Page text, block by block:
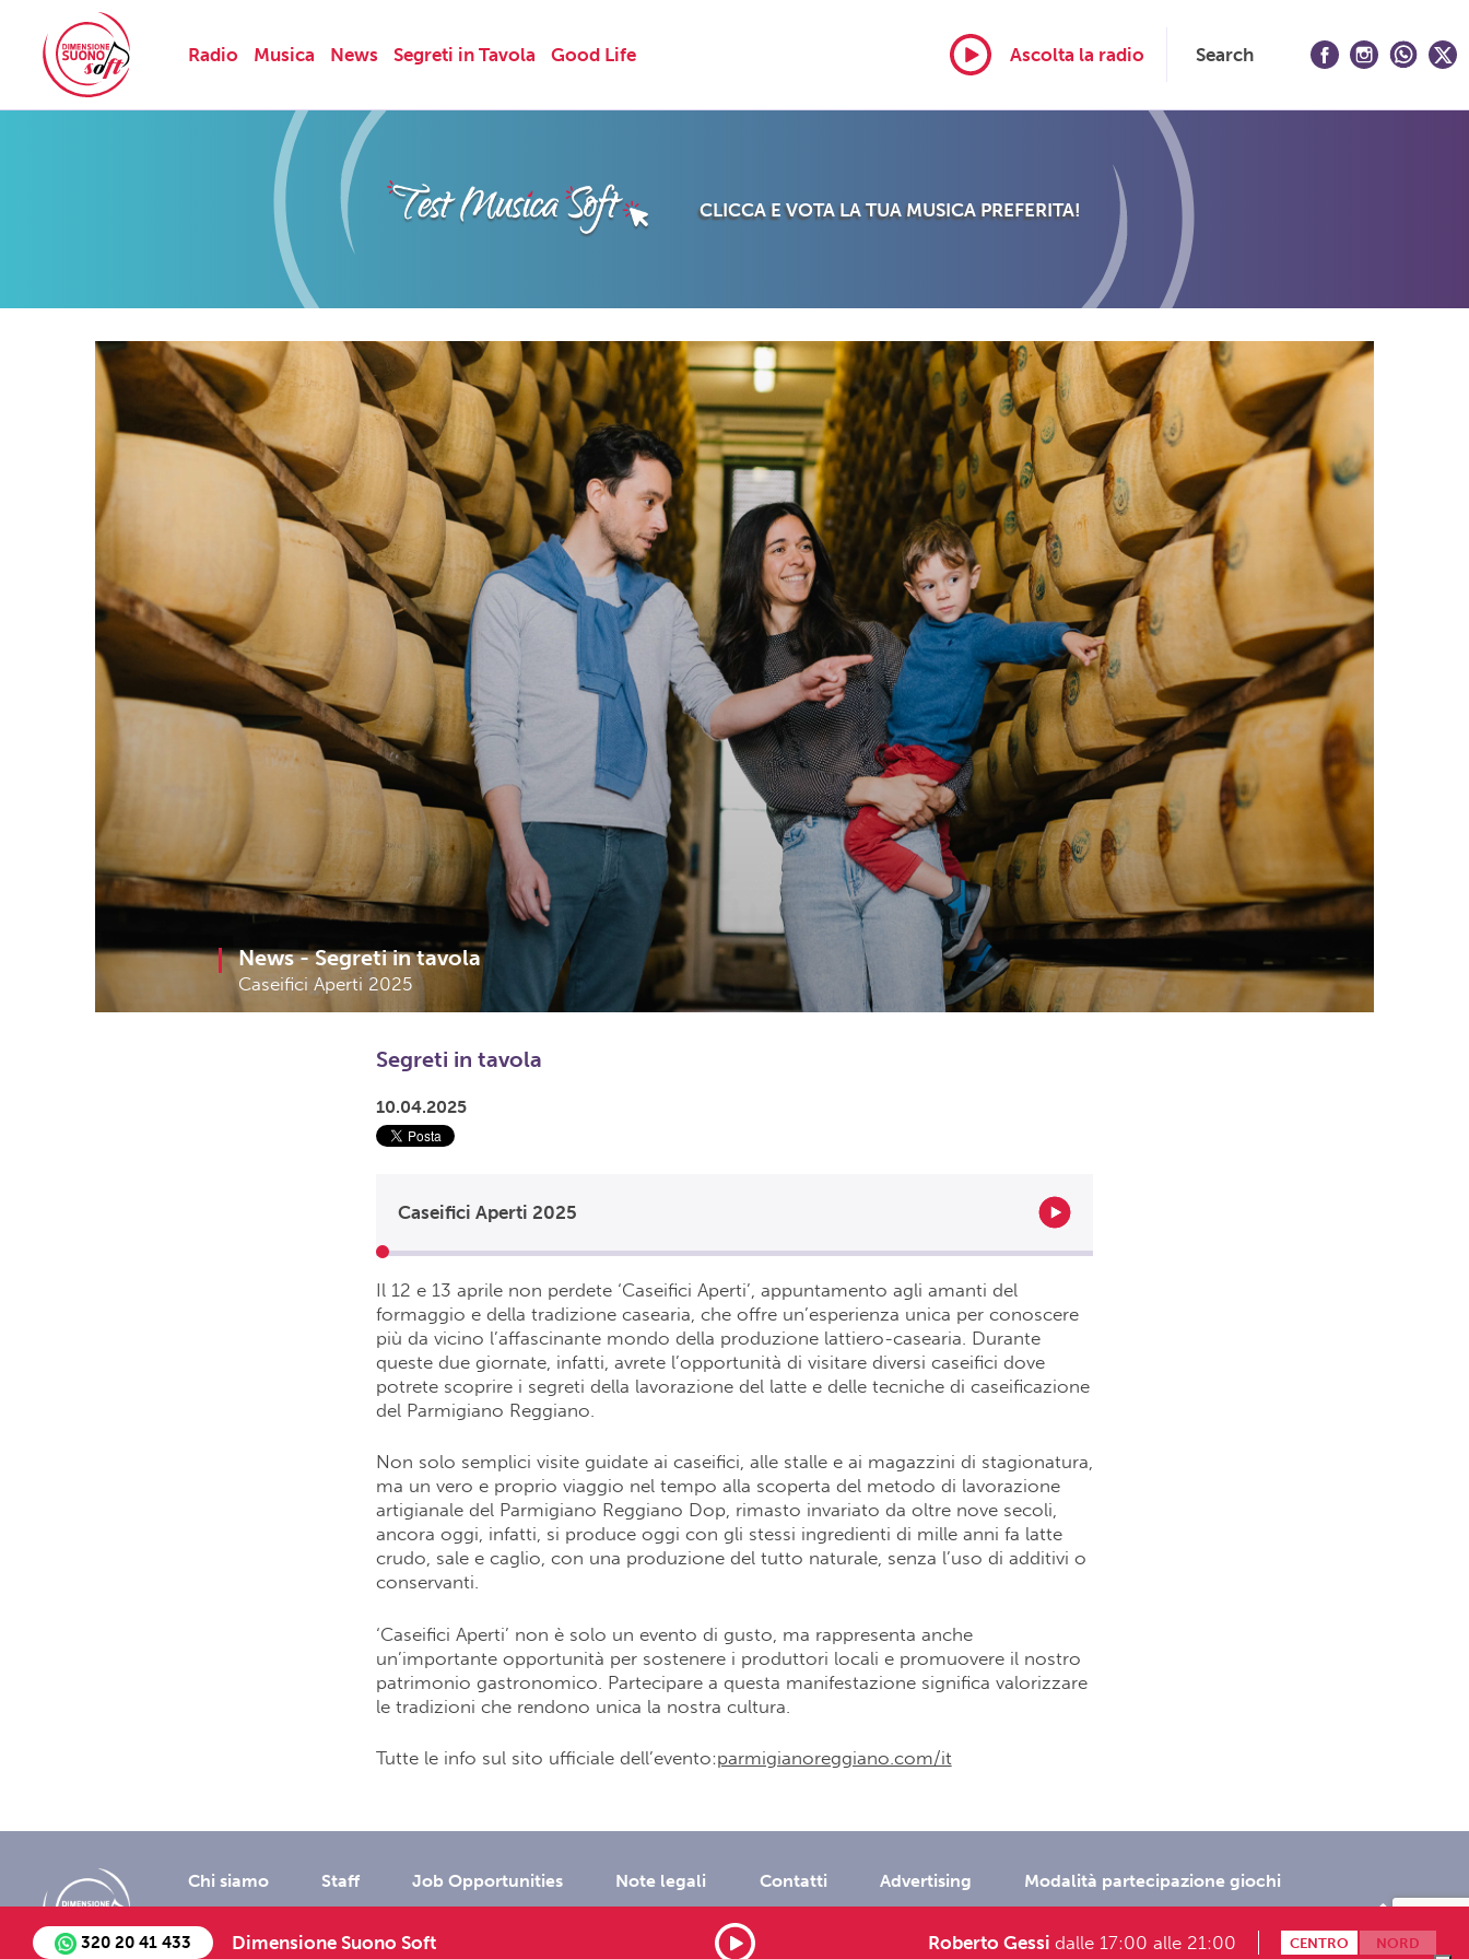
Radio Musica News Segreti in Tavola Good Life Ascolta la radio Search
CLICCA E VOTA LA TUA MUSICA PREFERITA!
320 20 41 433 Dimensione Suono Soft Roberto Gessi dalle 17:00 alle 21:00 CENTRO NORD
News -Segreti in tavola
Caseifici Aperti 2025
Segreti in tavola
10.04.2025
Caseifici Aperti 2025
Il 12 e 13 aprile non perdete ‘Caseifici Aperti’, appuntamento agli amanti del
formaggio e della tradizione casearia, che offre un’esperienza unica per conoscere
più da vicino l’affascinante mondo della produzione lattiero-casearia. Durante
queste due giornate, infatti, avrete l’opportunità di visitare diversi caseifici dove
potrete scoprire i segreti della lavorazione del latte e delle tecniche di caseificazione
del Parmigiano Reggiano.
Non solo semplici visite guidate ai caseifici, alle stalle e ai magazzini di stagionatura,
ma un vero e proprio viaggio nel tempo alla scoperta del metodo di lavorazione
artigianale del Parmigiano Reggiano Dop, rimasto invariato da oltre nove secoli,
ancora oggi, infatti, si produce oggi con gli stessi ingredienti di mille anni fa latte
crudo, sale e caglio, con una produzione del tutto naturale, senza l’uso di additivi o
conservanti.
‘Caseifici Aperti’ non è solo un evento di gusto, ma rappresenta anche
un’importante opportunità per sostenere i produttori locali e promuovere il nostro
patrimonio gastronomico. Partecipare a questa manifestazione significa valorizzare
le tradizioni che rendono unica la nostra cultura.
Tutte le info sul sito ufficiale dell’evento:parmigianoreggiano.com/it
Chi siamo Staff Job Opportunities Note legali Contatti Advertising Modalità partecipazione giochi
©2018 - All Right Reserved P.I. 01571711009 Dimensione Suono Soft - info@dimensionesuonosoft.it